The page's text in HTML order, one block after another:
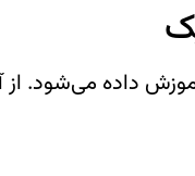
داده می‌شود.